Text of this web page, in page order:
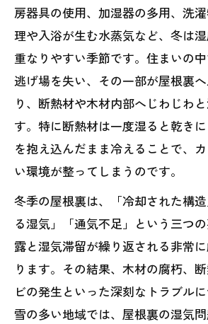
房器具の使用、加湿器の多用、洗
理や入浴が生む水蒸気など、冬は
重なりやすい季節です。住まいの
逃げ場を失い、その一部が屋根裏
り、断熱材や木材内部へじわじわ
す。特に断熱材は一度湿ると乾き
を抱え込んだまま冷えることで、
い環境が整ってしまうのです。
冬季の屋根裏は、「冷却された構
る湿気」「通気不足」という三つ
露と湿気滞留が繰り返される非常
ります。その結果、木材の腐朽、
ビの発生といった深刻なトラブル
雪の多い地域では、屋根裏の湿気